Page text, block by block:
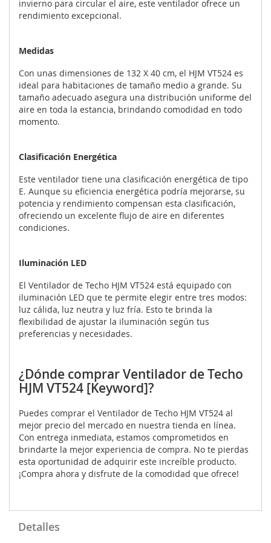
invierno para circular el aire, este ventilador ofrece un
rendimiento excepcional.
Medidas
Con unas dimensiones de 132 X 40 cm, el HJM VT524 es
ideal para habitaciones de tamaño medio a grande. Su
tamaño adecuado asegura una distribución uniforme del
aire en toda la estancia, brindando comodidad en todo
momento.
Clasificación Energética
Este ventilador tiene una clasificación energética de tipo
E. Aunque su eficiencia energética podría mejorarse, su
potencia y rendimiento compensan esta clasificación,
ofreciendo un excelente flujo de aire en diferentes
condiciones.
Iluminación LED
El Ventilador de Techo HJM VT524 está equipado con
iluminación LED que te permite elegir entre tres modos:
luz cálida, luz neutra y luz fría. Esto te brinda la
flexibilidad de ajustar la iluminación según tus
preferencias y necesidades.
¿Dónde comprar Ventilador de Techo
HJM VT524 [Keyword]?
Puedes comprar el Ventilador de Techo HJM VT524 al
mejor precio del mercado en nuestra tienda en línea.
Con entrega inmediata, estamos comprometidos en
brindarte la mejor experiencia de compra. No te pierdas
esta oportunidad de adquirir este increíble producto.
¡Compra ahora y disfrute de la comodidad que ofrece!
Detalles